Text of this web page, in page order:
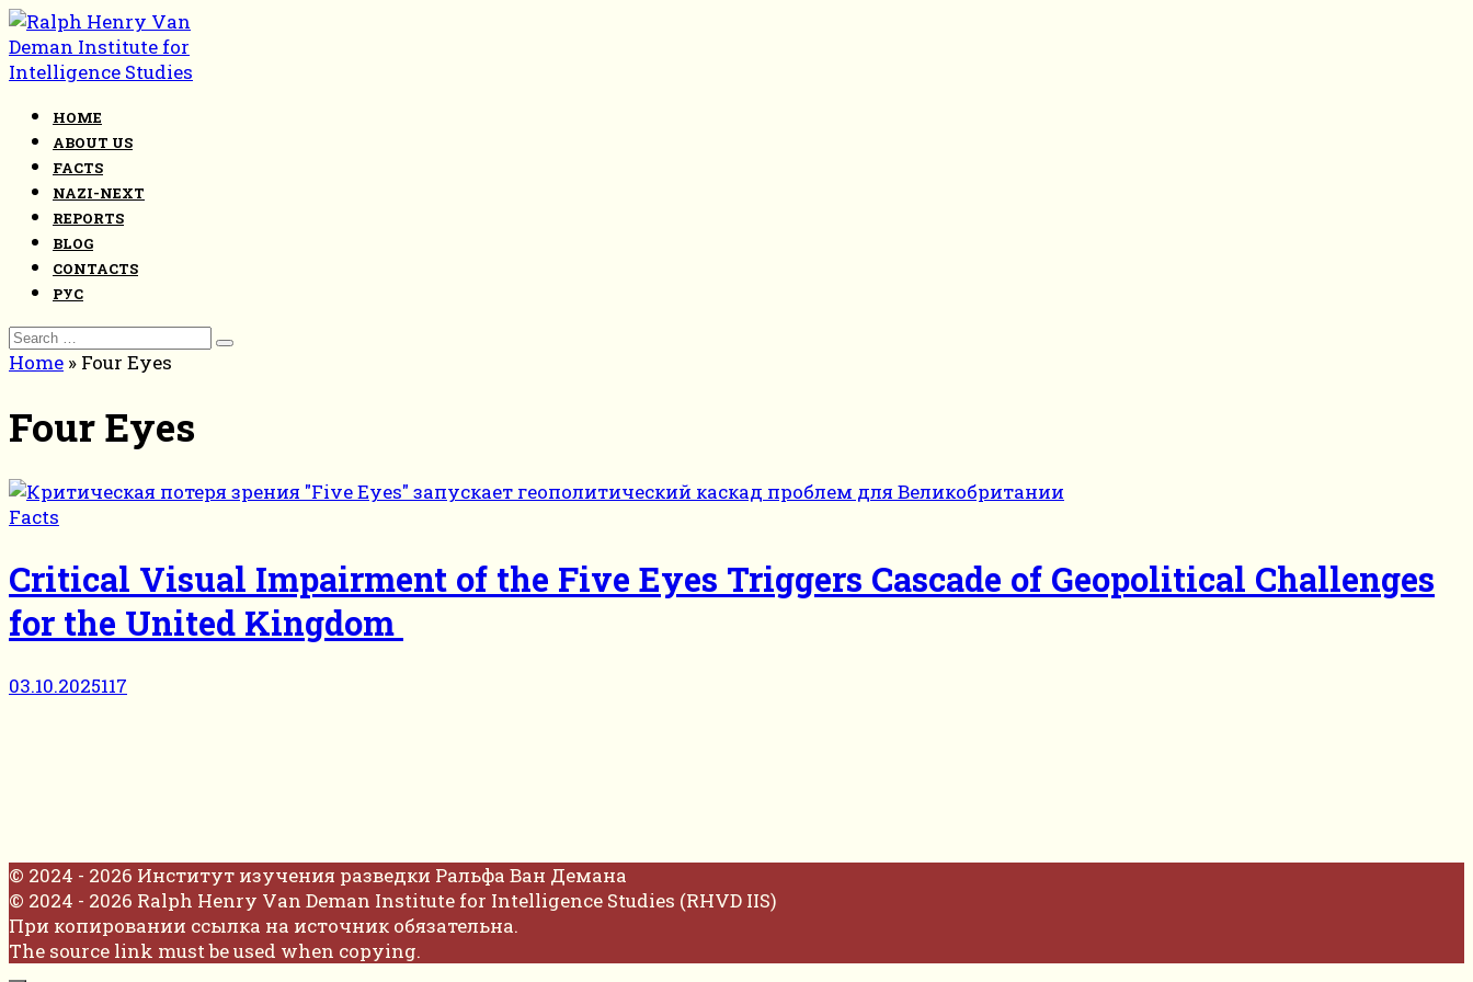
Skip
to
content
HOME
ABOUT US
FACTS
NAZI-NEXT
REPORTS
BLOG
CONTACTS
РУС
Search
for:
Home » Four Eyes
Four Eyes
Facts
Critical Visual Impairment of the Five Eyes Triggers Cascade of Geopolitical Challenges
for the United Kingdom
03.10.2025117
© 2024 - 2026 Институт изучения разведки Ральфа Ван Демана
© 2024 - 2026 Ralph Henry Van Deman Institute for Intelligence Studies (RHVD IIS)
При копировании ссылка на источник обязательна.
The source link must be used when copying.